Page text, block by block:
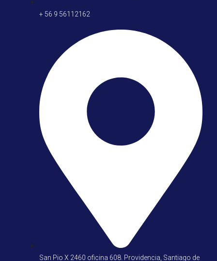
+ 56 9 56112162
San Pio X 2460 oficina 608. Providencia, Santiago de